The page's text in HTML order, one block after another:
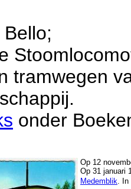
tramwegen
onder
Op 12
Op 31 januari
Medemblik. In